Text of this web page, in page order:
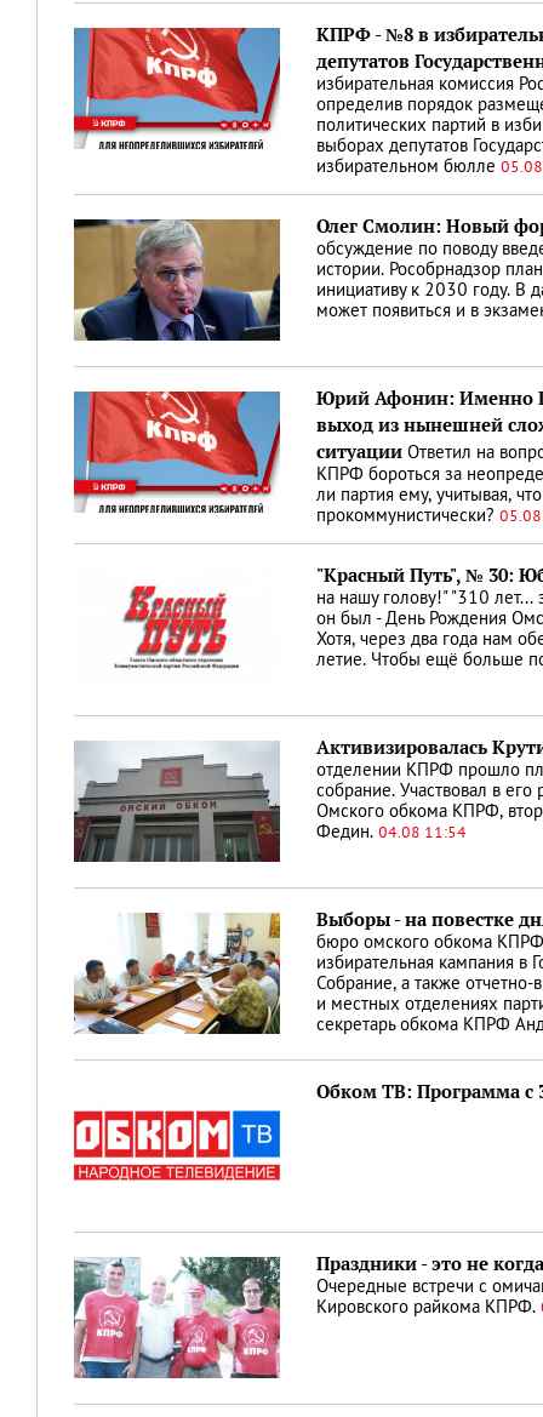
КПРФ - №8 в
депутатов
избирательная комиссия
определив порядок
политических партий в
выборах депутатов
избирательном бюлле
Олег Смолин: Новый
обсуждение по поводу
истории. Рособрнадзор
инициативу к 2030 году. В
может появиться и в
Юрий Афонин: Именно
выход из нынешней
ситуации Ответил на
КПРФ бороться за
ли партия ему, учитывая,
прокоммунистически?
"Красный Путь", № 30:
на нашу голову!" "310 лет...
он был - День Рождения
Хотя, через два года нам
летие. Чтобы ещё больше
Активизировалась
отделении КПРФ прошло
собрание. Участвовал в
Омского обкома КПРФ,
Федин. 04.08 11:54
Выборы - на повестке
бюро омского обкома
избирательная кампания в
Собрание, а также
и местных отделениях
секретарь обкома КПРФ
Обком ТВ: Программа с
Праздники - это не
Очередные встречи с
Кировского райкома КПРФ.